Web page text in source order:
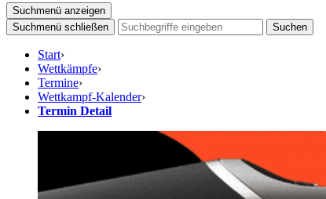
Suchmenü anzeigen
Suchmenü schließen
Suchen
Start›
Wettkämpfe›
Termine›
Wettkampf-Kalender›
Termin Detail